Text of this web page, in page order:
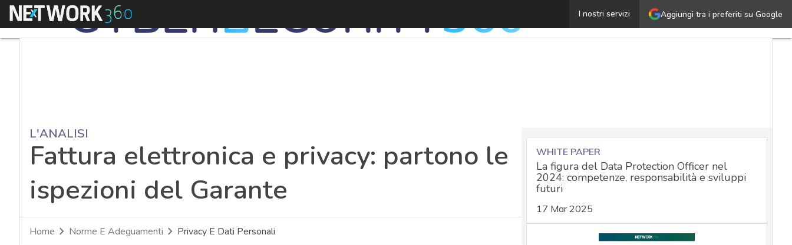
Aggiungi tra i preferiti su Google
I nostri servizi
Menu Fattura elettronica e privacy: partono le ispezioni del
L'ANALISI
Fattura elettronica e privacy: partono le
ispezioni del Garante
Home Norme E Adeguamenti Privacy E Dati Personali
WHITE PAPER
La figura del Data Protection Officer nel
2024: competenze, responsabilità e sviluppi
futuri
17 Mar 2025